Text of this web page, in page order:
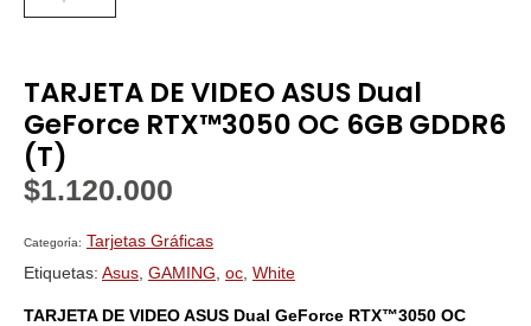
TARJETA DE VIDEO ASUS Dual
GeForce RTX™3050 OC 6GB GDDR6
(T)
$1.120.000
Categoría: Tarjetas Gráficas
Etiquetas: Asus GAMING oc White
TARJETA DE VIDEO ASUS Dual GeForce RTX™3050 OC